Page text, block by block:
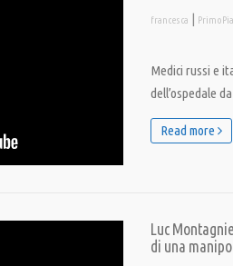
francesca |
Medici russi e
dell’ospedale
Read more
Luc
di una